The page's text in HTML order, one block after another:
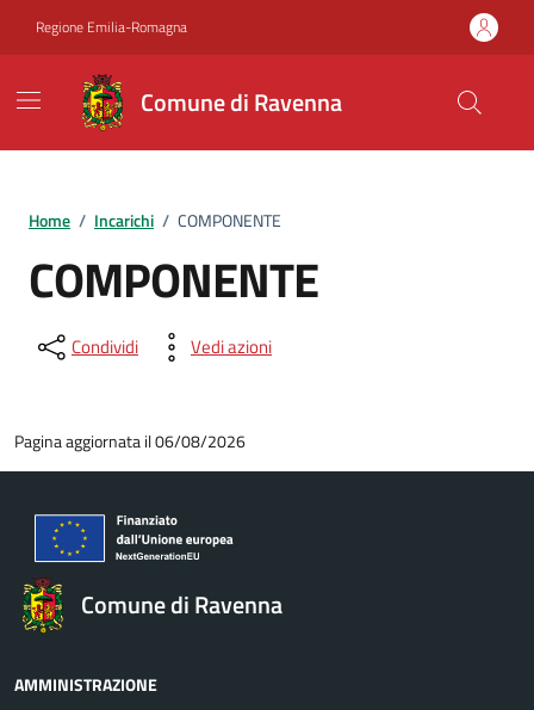
Regione Emilia-Romagna
Comune di Ravenna
Home / Incarichi / COMPONENTE
COMPONENTE
Condividi Vedi azioni
Pagina aggiornata il 06/08/2026
Comune di Ravenna
AMMINISTRAZIONE